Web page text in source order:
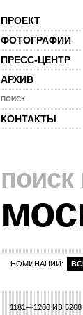
ПРОЕКТ
ФОТОГРАФИИ
ПРЕСС-ЦЕНТР
АРХИВ
ПОИСК
КОНТАКТЫ
поиск
НОМИНАЦИИ:
1181—1200 ИЗ
42 43 44 45